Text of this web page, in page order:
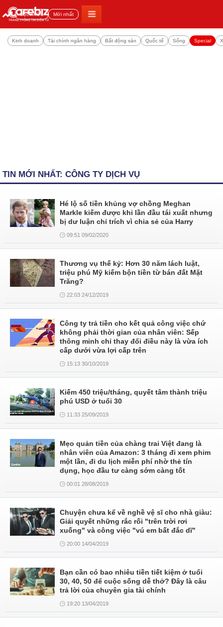
Đọc nhiều Mới nhất
Kinh doanh Tài chính ngân hàng Bất động sản Quốc tế Sống Special
TIN MỚI NHẤT: CÔNG TY DỊCH VỤ
Hé lộ số tiền khủng vợ chồng Meghan
Markle kiếm được khi lần đầu tái xuất nhưng
bị dư luận chỉ trích vì chia sẻ của Harry
09:51 09/02/2020
Thương vụ thế kỷ: Hơn 30 năm lách luật,
triệu phú Mỹ kiếm bộn tiền từ bán đất Mặt
Trăng?
22:03 24/12/2019
Công ty trả tiền cho kết quả công việc chứ
không phải thời gian của nhân viên: Sếp
thông minh chỉ thay đổi điều này là vừa ích
cấp dưới vừa lợi cấp trên
15:13 30/10/2019
Kiếm 450 triệu/tháng, quyết tâm thành triệu
phú USD ở tuổi 30
11:33 25/09/2019
Mẹo quản tiền của chàng trai Việt đang là
nhân viên của Amazon: 3 tháng đi xem phim
một lần, đi du lịch miễn phí nhờ thẻ tín
dụng, học đầu tư càng sớm càng tốt
00:01 28/08/2019
Chuyện chưa kể về nghề vệ sĩ cho nhà giàu:
Giải quyết những rắc rối "trên trời rơi
xuống" và công việc "vú em bất đắc dĩ"
20:00 14/04/2019
Bạn cần có bao nhiêu tiền tiết kiệm ở tuổi
30, 40, 50 để cuộc sống dễ thở? Đây là câu
trả lời của chuyên gia tài chính
19:20 13/04/2019